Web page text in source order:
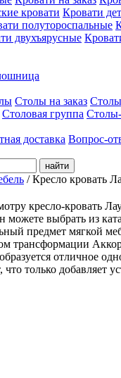
кровати Кровати
полутороспальные
двухъярусные
Столы на заказ
Столовая группа
доставка Вопрос-
найти
/Кресло кровать
кресло-кровать
можете выбрать из
предмет мягкой
трансформации
отличное
только добавляет